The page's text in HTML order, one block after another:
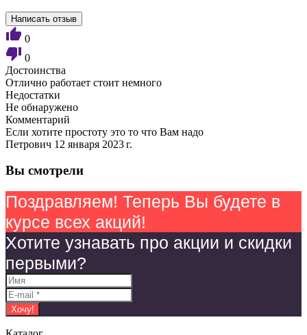
Написать отзыв
thumb_up 0
thumb_down 0
Достоинства
Отлично работает стоит немного
Недостатки
Не обнаружено
Комментарий
Если хотите простоту это то что Вам надо
Петрович 12 января 2023 г.
Вы смотрели
Поздравляем! Теперь Вы будете в
курсе всех акций!
Хотите узнавать про акции и скидки
первыми?